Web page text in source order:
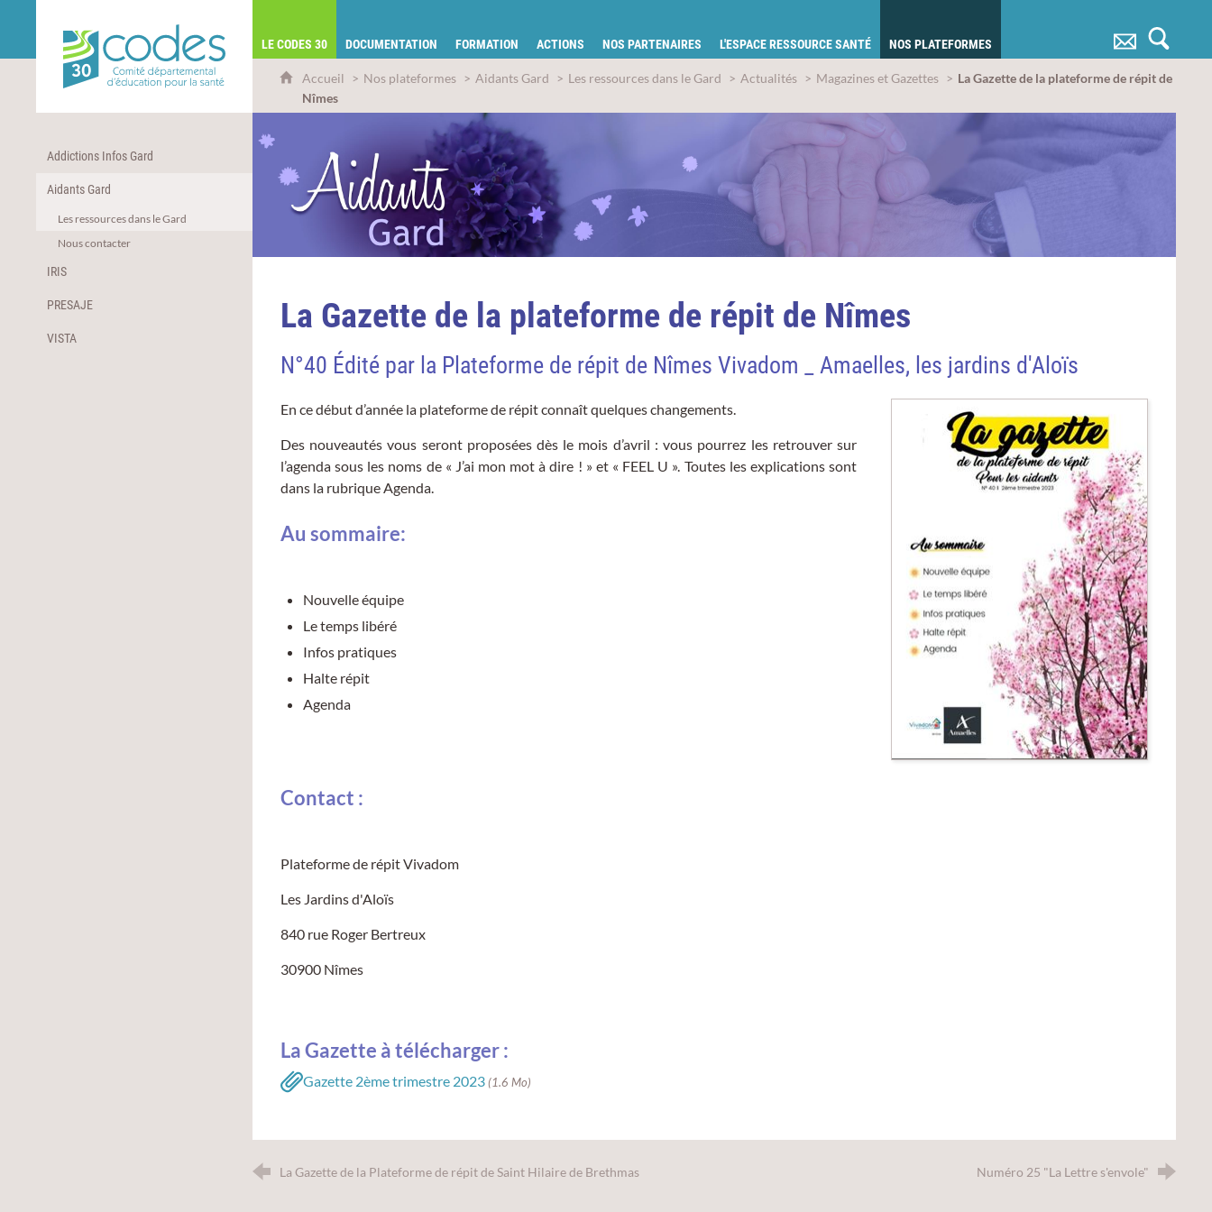
LE CODES 30 DOCUMENTATION FORMATION ACTIONS NOS PARTENAIRES L'ESPACE RESSOURCE SANTÉ NOS PLATEFORMES
Addictions Infos Gard
Aidants Gard
Les ressources dans le Gard
Nous contacter
IRIS
PRESAJE
VISTA
Accueil Nos plateformes Aidants Gard Les ressources dans le Gard Actualités Magazines et Gazettes
La Gazette de la plateforme de répit de
Nîmes
La Gazette de la plateforme de répit de Nîmes
N°40 Édité par la Plateforme de répit de Nîmes Vivadom _ Amaelles, les jardins d'Aloïs
En ce début d’année la plateforme de répit connaît quelques changements.
Des nouveautés vous seront proposées dès le mois d’avril : vous pourrez les retrouver sur
l’agenda sous les noms de « J’ai mon mot à dire ! » et « FEEL U ». Toutes les explications sont
dans la rubrique Agenda.
Au sommaire:
Nouvelle équipe
Le temps libéré
Infos pratiques
Halte répit
Agenda
Contact :
Plateforme de répit Vivadom
Les Jardins d'Aloïs
840 rue Roger Bertreux
30900 Nîmes
La Gazette à télécharger :
Gazette 2ème trimestre 2023(1.6 Mo)
La Gazette de la Plateforme de répit de Saint Hilaire de Brethmas Numéro 25 "La Lettre s'envole"